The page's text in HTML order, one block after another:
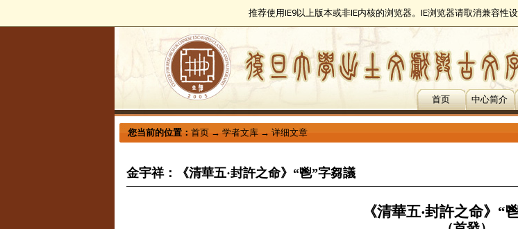
推荐使用IE9以上版本或非IE内核的浏览器。IE浏览器请取消兼容性
首页 中心简介
您当前的位置： 首页 → 学者文库 → 详细文章
金宇祥：《清華五·封許之命》“鬯”字芻議
《清華五‧封許之命》“